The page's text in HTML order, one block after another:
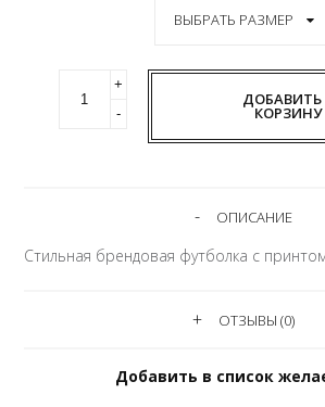
ДОБАВИТЬ
КОРЗИНУ
ОПИСАНИЕ
Стильная брендовая футболка с
ОТЗЫВЫ (0)
Добавить в список